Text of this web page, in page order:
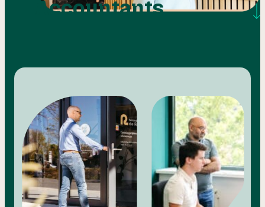
Accountants